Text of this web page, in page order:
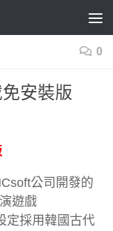
0
安裝版
公司開發的
遊戲
定採用韓國古代